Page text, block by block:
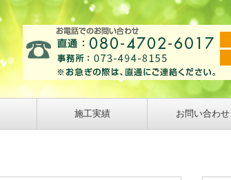
施工実績 お問い合わせ